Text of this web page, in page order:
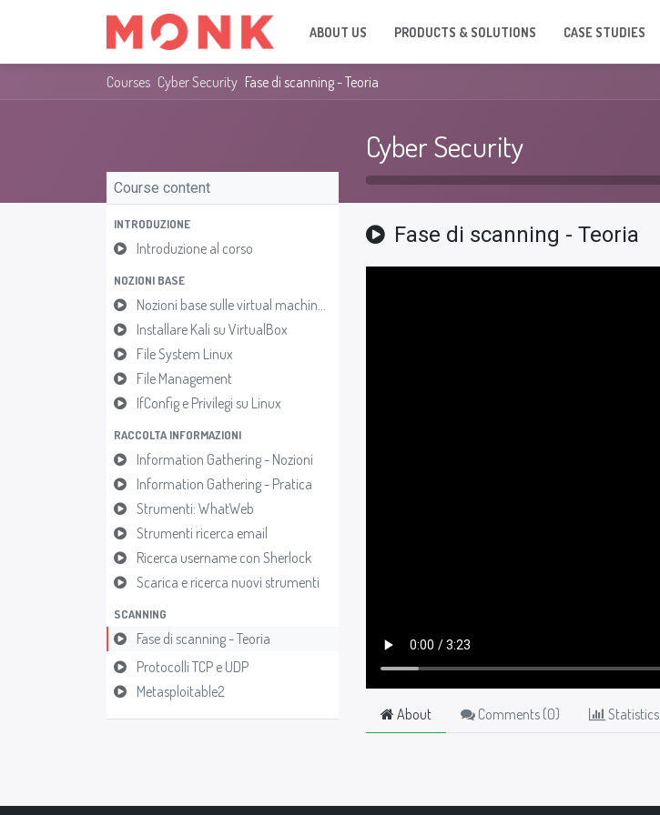
ABOUT US PRODUCTS & SOLUTIONS CASE STUDIES
Courses Cyber Security Fase di scanning - Teoria
Cyber Security
Course content
INTRODUZIONE
Introduzione al corso
NOZIONI BASE
Nozioni base sulle virtual machines
Installare Kali su VirtualBox
File System Linux
File Management
IfConfig e Privilegi su Linux
RACCOLTA INFORMAZIONI
Information Gathering - Nozioni
Information Gathering - Pratica
Strumenti: WhatWeb
Strumenti ricerca email
Ricerca username con Sherlock
Scarica e ricerca nuovi strumenti
SCANNING
Fase di scanning - Teoria
Protocolli TCP e UDP
Metasploitable2
Fase di scanning - Teoria
About Comments (0) Statistics